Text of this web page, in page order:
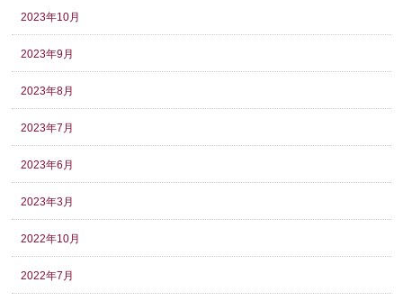
2023年10月
2023年9月
2023年8月
2023年7月
2023年6月
2023年3月
2022年10月
2022年7月